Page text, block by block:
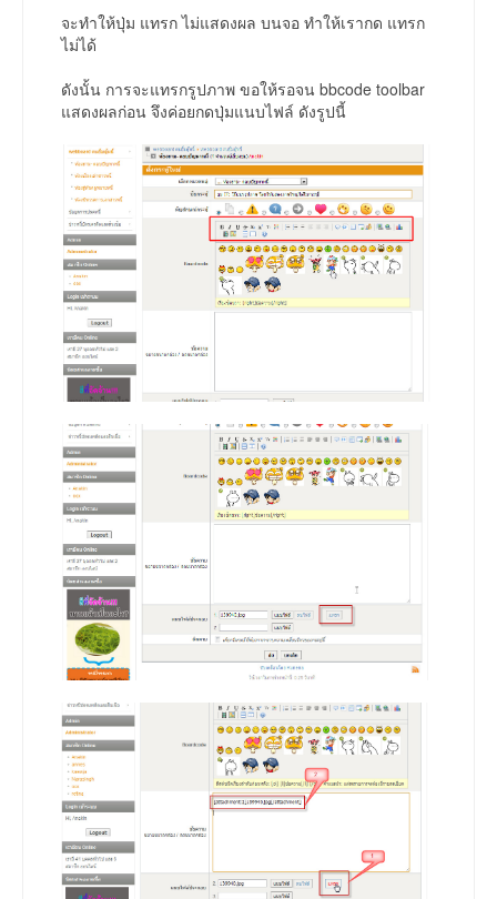
จะทำให้ปุ่ม แทรก ไม่แสดงผล บนจอ ทำให้เรากด แทรก
ไม่ได้
ดังนั้น การจะแทรกรูปภาพ ขอให้รอจน bbcode toolbar
แสดงผลก่อน จึงค่อยกดปุ่มแนบไฟล์ ดังรูปนี้